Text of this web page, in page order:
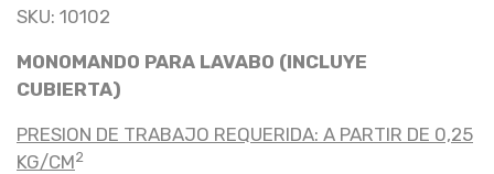
SKU: 10102
MONOMANDO PARA LAVABO (INCLUYE
CUBIERTA)
PRESION DE TRABAJO REQUERIDA: A PARTIR DE 0,25
KG/CM2